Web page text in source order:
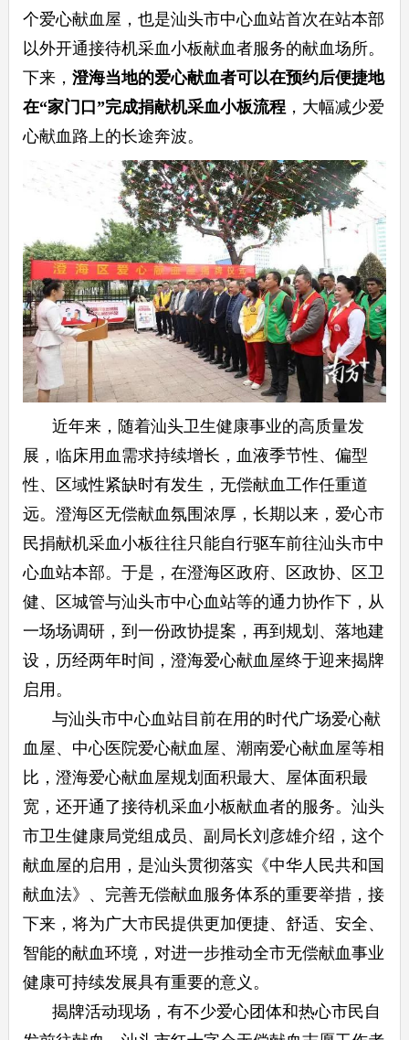
个爱心献血屋，也是汕头市中心血站首次在站本部
以外开通接待机采血小板献血者服务的献血场所。
下来， 澄海当地的爱心献血者可以在预约后便捷地
在“家门口”完成捐献机采血小板流程，大幅减少爱
心献血路上的长途奔波。
近年来，随着汕头卫生健康事业的高质量发
展，临床用血需求持续增长，血液季节性、偏型
性、区域性紧缺时有发生，无偿献血工作任重道
远。澄海区无偿献血氛围浓厚，长期以来，爱心市
民捐献机采血小板往往只能自行驱车前往汕头市中
心血站本部。于是，在澄海区政府、区政协、区卫
健、区城管与汕头市中心血站等的通力协作下，从
一场场调研，到一份政协提案，再到规划、落地建
设，历经两年时间，澄海爱心献血屋终于迎来揭牌
启用。
与汕头市中心血站目前在用的时代广场爱心献
血屋、中心医院爱心献血屋、潮南爱心献血屋等相
比，澄海爱心献血屋规划面积最大、屋体面积最
宽，还开通了接待机采血小板献血者的服务。汕头
市卫生健康局党组成员、副局长刘彦雄介绍，这个
献血屋的启用，是汕头贯彻落实《中华人民共和国
献血法》、完善无偿献血服务体系的重要举措，接
下来，将为广大市民提供更加便捷、舒适、安全、
智能的献血环境，对进一步推动全市无偿献血事业
健康可持续发展具有重要的意义。
揭牌活动现场，有不少爱心团体和热心市民自